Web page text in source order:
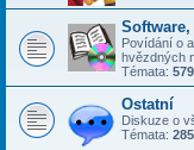
Povídání o
hvězdných
Témata: 579
Ostatní
Diskuze o
Témata: 285